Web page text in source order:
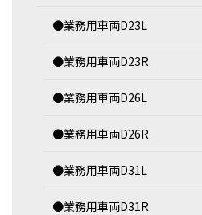
●業務用車両D23L
●業務用車両D23R
●業務用車両D26L
●業務用車両D26R
●業務用車両D31L
●業務用車両D31R